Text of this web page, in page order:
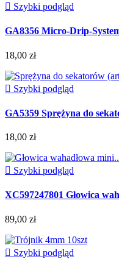
 Szybki podgląd
GA8356 Micro-Drip-
18,00 zł
 Szybki podgląd
GA5359 Sprężyna do
18,00 zł
 Szybki podgląd
XC597247801 Głowica
89,00 zł
 Szybki podgląd